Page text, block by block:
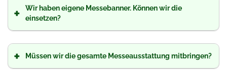
Wir haben eigene Messebanner. Können wir die
einsetzen?
+
Müssen wir die gesamte Messeausstattung mitbringen?
+